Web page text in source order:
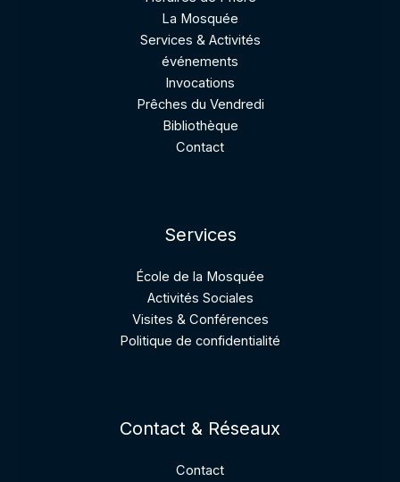
La Mosquée
Services & Activités
événements
Invocations
Prêches du Vendredi
Bibliothèque
Contact
Services
École de la Mosquée
Activités Sociales
Visites & Conférences
Politique de confidentialité
Contact & Réseaux
Contact